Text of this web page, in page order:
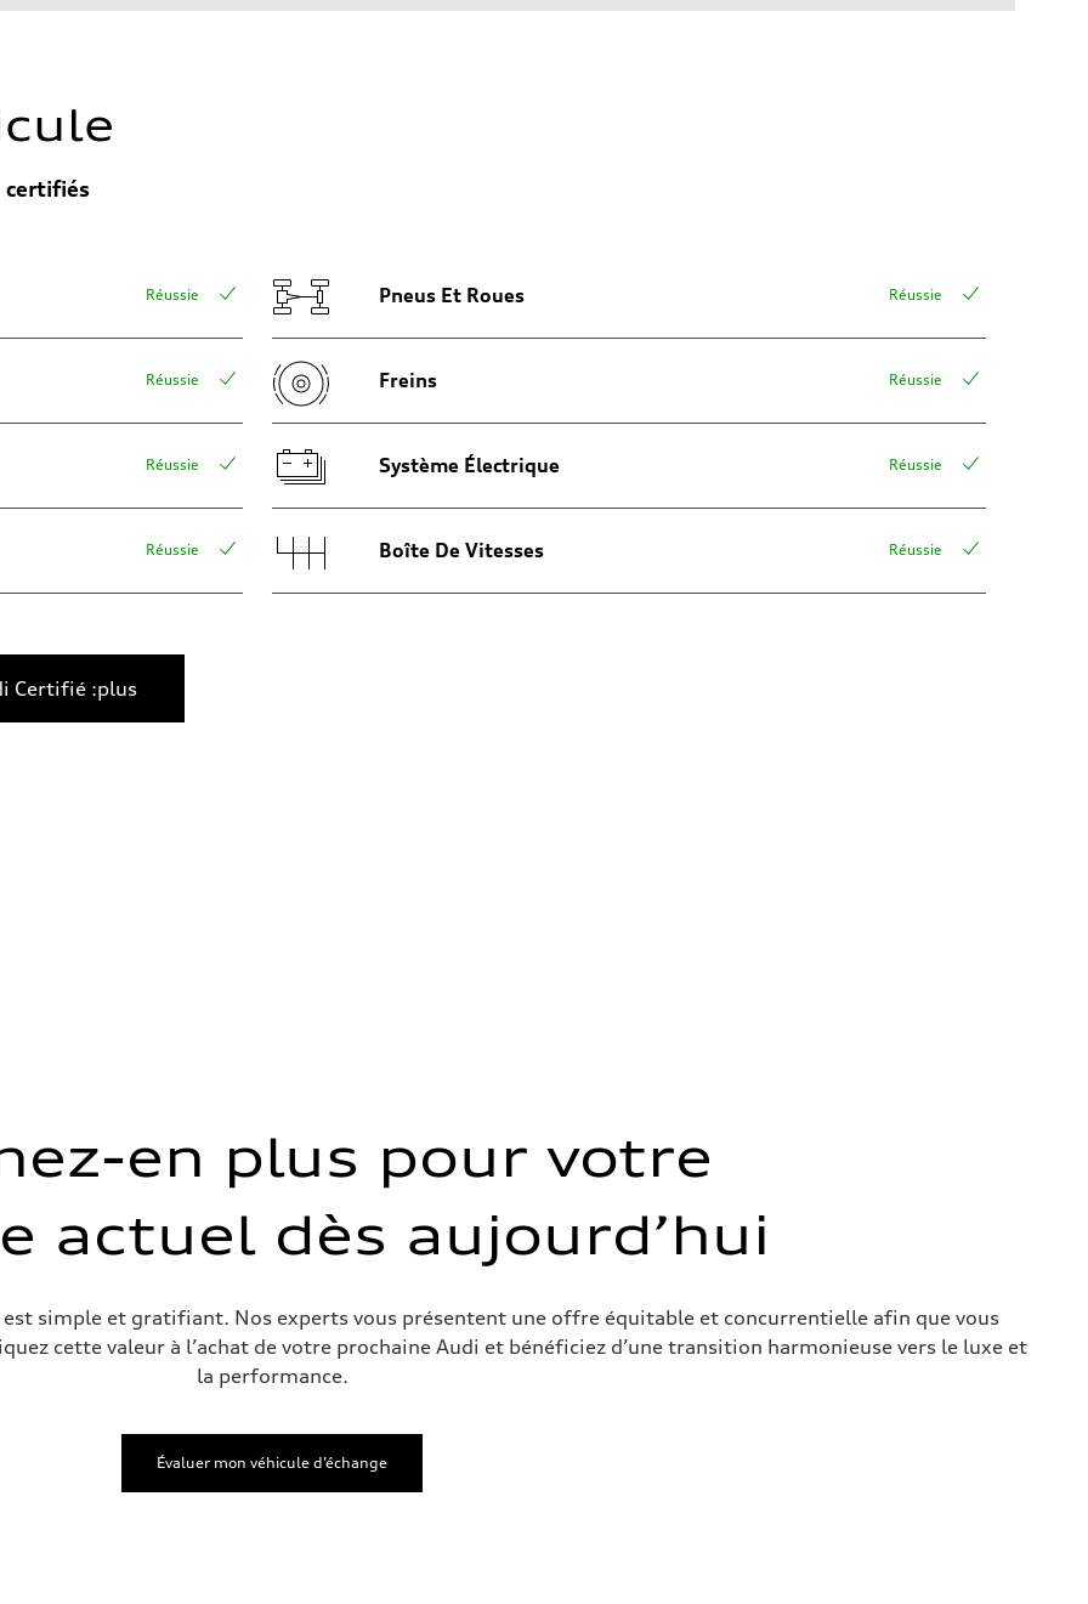
air suspension
air suspension
certifiés
Réussie
Réussie
Réussie
Réussie
Pneus Et Roues Réussie
Freins Réussie
Système Électrique Réussie
Boîte De Vitesses Réussie
Certifié :plus
en plus pour votre
actuel dès aujourd’hui
est simple et gratifiant. Nos experts vous présentent une offre équitable et concurrentielle afin que vous
cette valeur à l’achat de votre prochaine Audi et bénéficiez d’une transition harmonieuse vers le luxe et
la performance.
Évaluer mon véhicule d’échange